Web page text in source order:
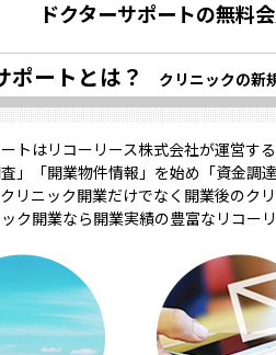
ドクターサポートの無料
ポートとは？ クリニックの新
トはリコーリース株式会社が運営す
」「開業物件情報」を始め「資金調
リニック開業だけでなく開業後のク
ク開業なら開業実績の豊富なリコー